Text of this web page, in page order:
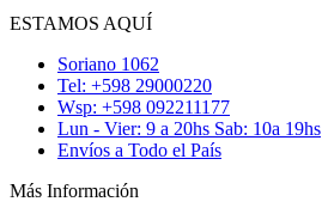
ESTAMOS AQUÍ
Soriano 1062
Tel: +598 29000220
Wsp: +598 092211177
Lun - Vier: 9 a 20hs Sab: 10a 19hs
Envíos a Todo el País
Más Información